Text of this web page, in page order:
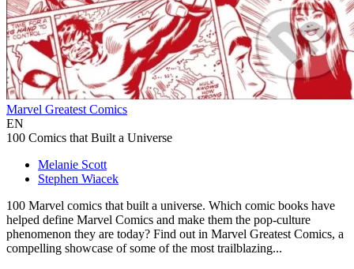
Marvel Greatest Comics
EN
100 Comics that Built a Universe
Melanie Scott
Stephen Wiacek
100 Marvel comics that built a universe. Which comic books have
helped define Marvel Comics and make them the pop-culture
phenomenon they are today? Find out in Marvel Greatest Comics, a
compelling showcase of some of the most trailblazing...